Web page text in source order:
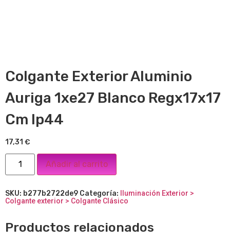
Colgante Exterior Aluminio
Auriga 1xe27 Blanco Regx17x17
Cm Ip44
17,31 €
Añadir al carrito
SKU: b277b2722de9 Categoría:
Iluminación Exterior >
Colgante exterior > Colgante Clásico
Productos relacionados